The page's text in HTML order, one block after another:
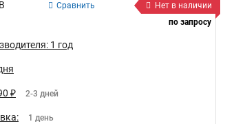
Сравнить
Нет в наличии
по запросу
1 год
₽ 2-3 дней
1 день